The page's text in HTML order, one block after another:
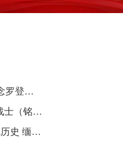
​ “始终要为无产阶级利益奋斗” ——纪念罗登贤同志诞辰120周年
李竹如：以笔为刃、以墨为枪的新闻战士（铭记历史 缅怀先烈·抗日英雄）
吴焜：威震日寇的新四军“虎将”（铭记历史 缅怀先烈·抗日英雄）